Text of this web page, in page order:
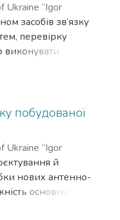
Ukraine “Igor
засобів зв’язку
перевірку
виконувати
врахувати
їх
стан
з
параметрів
і
технічного і
помилкової
техніки,
побудованої
Ukraine “Igor
й
нових антенно-
основних
їх розташування.